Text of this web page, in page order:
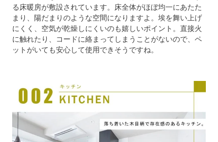
る床暖房が敷設されています。床全体がほぼ均一にあたた
まり、陽だまりのような空間になりますよ。埃を舞い上げ
にくく、空気が乾燥しにくいのも嬉しいポイント。直接火
に触れたり、コードに絡まってしまうことがないので、ペ
ットがいても安心して使用できそうですね。